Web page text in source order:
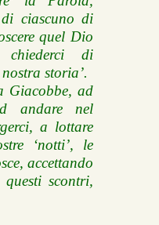
ciascuno di
quel Dio
di
storia’.
Giacobbe, ad
andare nel
a lottare
‘notti’, le
accettando
scontri,